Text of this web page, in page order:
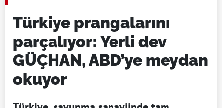
Türkiye prangalarını
parçalıyor: Yerli dev
GÜÇHAN, ABD’ye meydan
okuyor